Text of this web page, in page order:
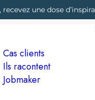
recevez une dose
Cas clients
Ils racontent
Jobmaker